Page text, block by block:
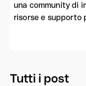
una community di
risorse e supporto
Tutti i post